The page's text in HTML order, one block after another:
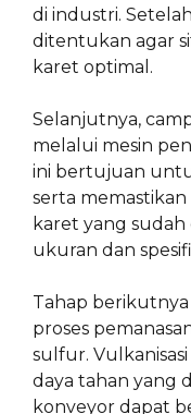
di industri.
ditentukan agar
karet optimal.
Selanjutnya,
melalui mesin
ini bertujuan
serta
karet yang
ukuran dan
Tahap berikutnya
proses
sulfur.
daya tahan yang
konveyor dapat